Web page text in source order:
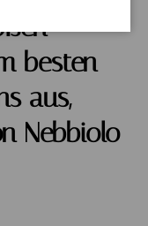
besten
aus,
Nebbiolo